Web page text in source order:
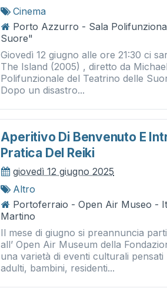
Cinema
Porto Azzurro - Sala
Suore"
Giovedì 12 giugno alle ore 21:30 ci
The Island (2005) , diretto da
Polifunzionale del Teatrino delle
Dopo un disastro...
Aperitivo Di Benvenuto E
Pratica Del Reiki
giovedì 12 giugno 2025
Altro
Portoferraio - Open Air Museo -
Martino
Il mese di giugno si preannuncia
all’ Open Air Museum della
una varietà di eventi culturali
adulti, bambini, residenti...